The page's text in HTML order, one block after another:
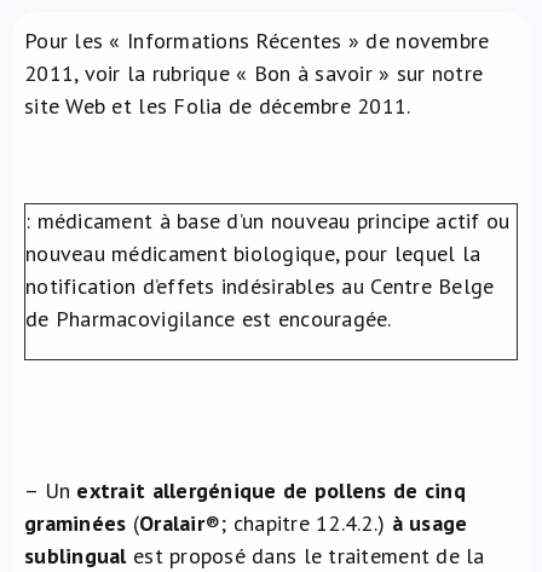
À propos de nous
Pour les « Informations Récentes » de novembre
2011, voir la rubrique « Bon à savoir » sur notre
site Web et les Folia de décembre 2011.
: médicament à base d’un nouveau principe actif ou
nouveau médicament biologique, pour lequel la
notification d’effets indésirables au Centre Belge
de Pharmacovigilance est encouragée.
– Un extrait allergénique de pollens de cinq
graminées (Oralair®; chapitre 12.4.2.) à usage
sublingualest proposé dans le traitement de la